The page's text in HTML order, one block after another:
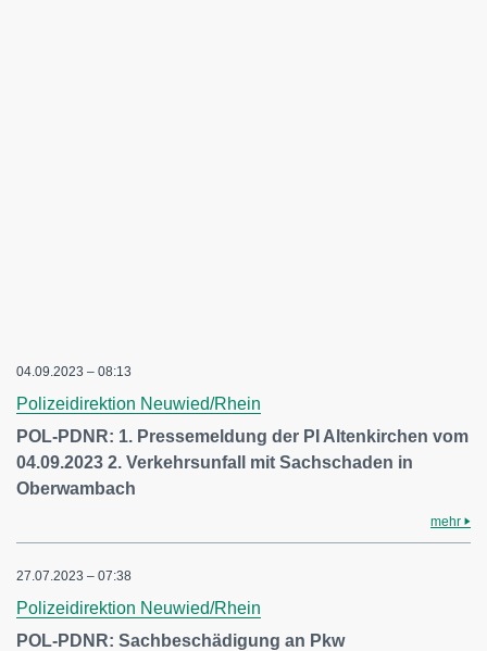
04.09.2023 – 08:13
Polizeidirektion Neuwied/Rhein
POL-PDNR: 1. Pressemeldung der PI Altenkirchen vom
04.09.2023 2. Verkehrsunfall mit Sachschaden in
Oberwambach
mehr
27.07.2023 – 07:38
Polizeidirektion Neuwied/Rhein
POL-PDNR: Sachbeschädigung an Pkw